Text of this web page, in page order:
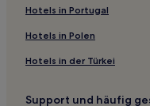
Hotels nahe Strand
Hotels nahe Spiaggia di
Hotels nahe Strand von
Hotels in Portugal
Hotels in Polen
Hotels in der Türkei
Support und häufig